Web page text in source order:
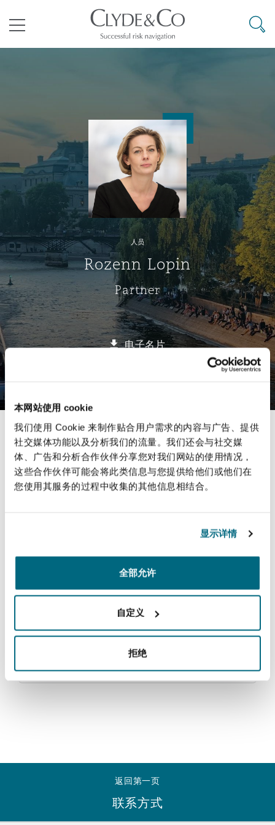
本网站使用 cookie
我们使用 Cookie 来制作贴合用户需求的内容与广告、提供
社交媒体功能以及分析我们的流量。我们还会与社交媒
体、广告和分析合作伙伴分享您对我们网站的使用情况，
这些合作伙伴可能会将此类信息与您提供给他们或他们在
您使用其服务的过程中收集的其他信息相结合。
显示详情
全部允许
自定义
拒绝
Carrier Liability
Commerical Dispute
Debt Recovery
Emergency Response & Crisis
Management
Finance & Leasing
Fleet Procurement
Insurance Coverage
Non-Contentious
Satellite & Space
业与咨询 公司
企业、商业与合规保险
数据保护与隐私权
劳动、养老金和移民n
技术、外包与数据
议解决
Commercial Disputes
Commercial Litigation
源、海洋与贸易
Marine
Trade & Commodities
险和再保险
Casualty
Corporate, Commercial &
Insurance
Cyber Risk
Employers' & Public Liability
Employment Practices
Energy
Financial Institutions,
Officers
Insurance Coverage
Marine
Political Risk & Trade Credit
Property
目和建筑工程
环境保护法
基础设施
PPP/PFI
Public Procurement
管法规与调查
Compliance
External Investigations
Financial Services
Fraud & White-Collar Crime
Internal Investigations
Safety, Security, Health &
Code
& Co Newton - 解锁智能索赔新模式
议融资
Eco Audit
累斯萨拉姆
翰内斯堡
罗比 – 联营办公室
里斯班
庆
港
隆坡 – 联营办公室
尔本
德里 – 联营办公室
海
西哥城
约热内卢
地亚哥 – 联营办公室
保罗
拜
达
雅得
尔加里
加哥
拉斯
佛
萨斯城
斯维加斯
阿密
兰治县
尔法斯特
明翰
里斯托尔
里
柏林（圣史蒂芬绿地大厦）
塞尔多夫
丁堡
尔福德
敦
目录
其礼律所事务所
搜寻
人员
Rozenn Lopin
Partner
电子名片
法律解析
联系方式
简介与经验
法律解析
Insights
2025 Best Lawyers in France™
2024年6月20日
返回第一页
联系方式